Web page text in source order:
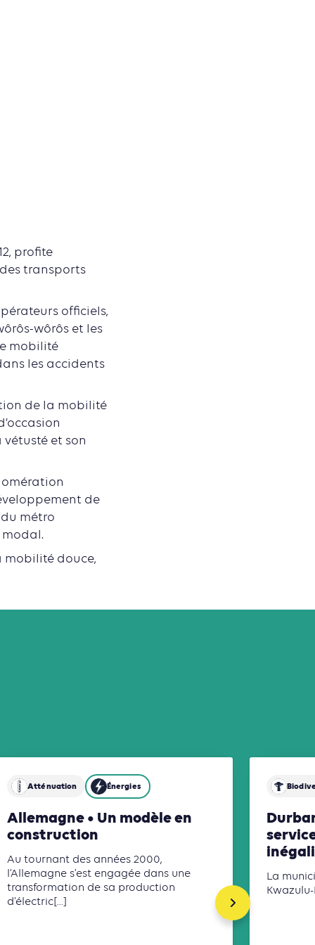
profite
transports
officiels,
wôrôs et les
mobilité
les accidents
de la mobilité
et son
de
du métro
modal.
mobilité douce,
Atténuation Énergies
Allemagne • Un modèle en
construction
Au tournant des années 2000,
l’Allemagne s’est engagée dans une
transformation de sa production
d’électric[...]
La